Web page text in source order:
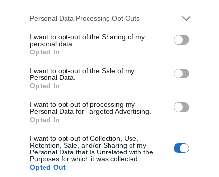
Please note that this website/app uses one or more Google
not limited to your visit or usage behaviour. You may click to
grant or deny consent to Google and its third-party tags to
use your data for below specified purposes in below Google
consent section.
Personal Data Processing Opt Outs
I want to opt-out of the Sharing of my
personal data.
Opted In
I want to opt-out of the Sale of my
Personal Data.
Opted In
I want to opt-out of processing my
Personal Data for Targeted Advertising.
Opted In
I want to opt-out of Collection, Use,
Retention, Sale, and/or Sharing of my
Personal Data that Is Unrelated with the
Purposes for which it was collected.
Opted Out
προθεσμία για τις αιτήσεις
31/07/2026 - 4:20μμ
ΟΙΚΟΝΟΜΙΑ
Φιλοδωρήματα: Αφορολόγητα έως 6.000 ευρώ